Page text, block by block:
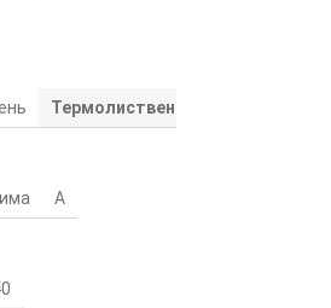
Термолиственница
А